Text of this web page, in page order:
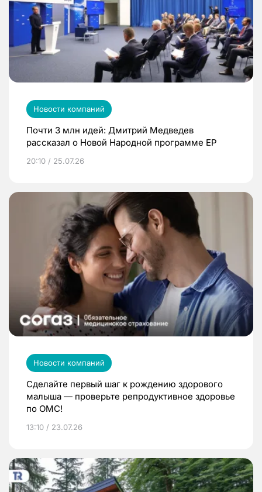
Новости компаний
Почти 3 млн идей: Дмитрий Медведев
рассказал о Новой Народной программе ЕР
20:10 / 25.07.26
Новости компаний
Сделайте первый шаг к рождению здорового
малыша — проверьте репродуктивное здоровье
по ОМС!
13:10 / 23.07.26